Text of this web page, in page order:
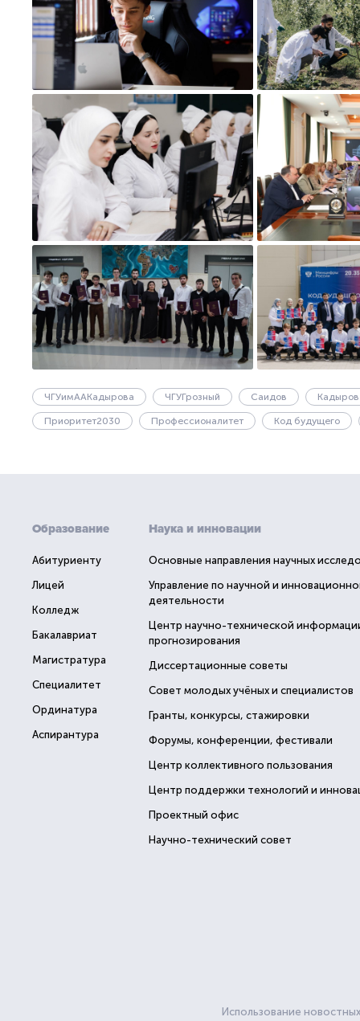
ЧГУимААКадырова ЧГУГрозный Саидов Кадыров
Приоритет2030 Профессионалитет Код будущего
Образование
Абитуриенту
Лицей
Колледж
Бакалавриат
Магистратура
Специалитет
Ординатура
Аспирантура
Наука и инновации
Основные направления научных
Управление по научной и
деятельности
Центр научно-технической
прогнозирования
Диссертационные советы
Совет молодых учёных и специалистов
Гранты, конкурсы, стажировки
Форумы, конференции, фестивали
Центр коллективного пользования
Центр поддержки технологий и
Проектный офис
Научно-технический совет
Использование